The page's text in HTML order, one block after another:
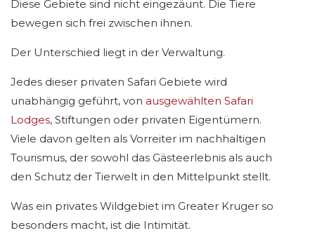
Diese Gebiete sind nicht eingezäunt. Die Tiere
bewegen sich frei zwischen ihnen.
Der Unterschied liegt in der Verwaltung.
Jedes dieser privaten Safari Gebiete wird
unabhängig geführt, von ausgewählten Safari
Lodges, Stiftungen oder privaten Eigentümern.
Viele davon gelten als Vorreiter im nachhaltigen
Tourismus, der sowohl das Gästeerlebnis als auch
den Schutz der Tierwelt in den Mittelpunkt stellt.
Was ein privates Wildgebiet im Greater Kruger so
besonders macht, ist die Intimität.